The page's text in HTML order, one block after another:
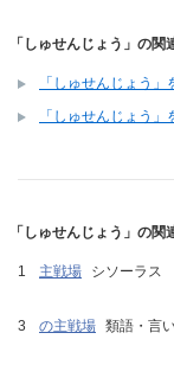
「しゅせんじょう」の関
「しゅせんじょう
「しゅせんじょう」
「しゅせんじょう」の関
主戦場 シソーラス
の主戦場 類語・言